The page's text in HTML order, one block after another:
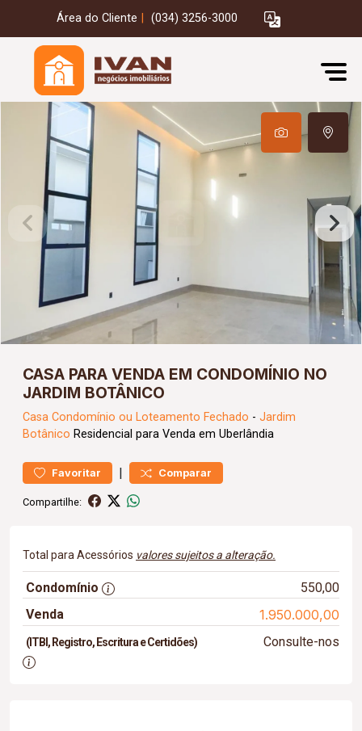
Área do Cliente (034) 3256-3000
CASA PARA VENDA EM CONDOMÍNIO NO
JARDIM BOTÂNICO
Casa Condomínio ou Loteamento Fechado - Jardim
Botânico Residencial para Venda em Uberlândia
Favoritar | Comparar
Compartilhe:
Total para Acessórios valores sujeitos a alteração.
Condomínio
550,00
Venda
1.950.000,00
(ITBI, Registro, Escritura e Certidões) Consulte-nos